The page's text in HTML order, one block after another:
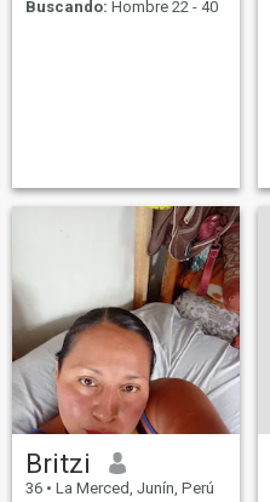
Buscando: Hombre 22 - 40
Britzi
36 • La Merced, Junín, Perú